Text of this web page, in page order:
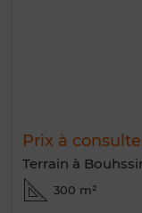
Prix à
Terrain à
300 m²